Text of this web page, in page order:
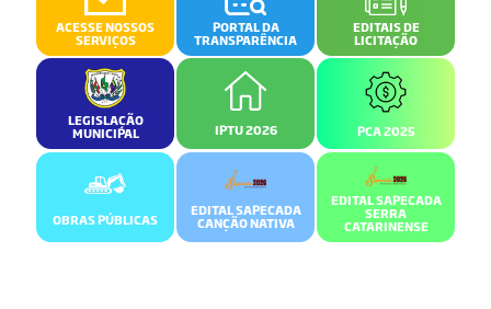
ACESSE NOSSOS
SERVIÇOS
PORTAL DA
TRANSPARÊNCIA
EDITAIS DE
LICITAÇÃO
LEGISLAÇÃO
MUNICIPAL IPTU 2026 PCA 2025
OBRAS PÚBLICAS
EDITAL SAPECADA
CANÇÃO NATIVA
EDITAL SAPECADA
SERRA
CATARINENSE